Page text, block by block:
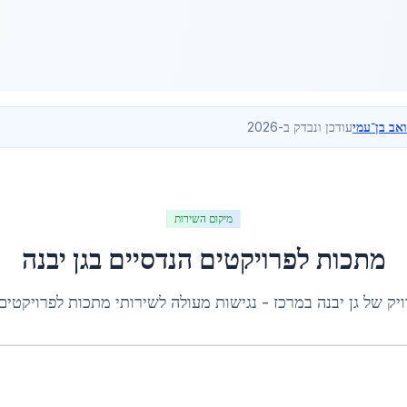
בן־עמיעודכן ונבדק ב-2026
מיקום השירות
מתכות לפרויקטים הנדסיים בגן יבנה
שלגן יבנה במרכז - נגישות מעולה לשירותי מתכות